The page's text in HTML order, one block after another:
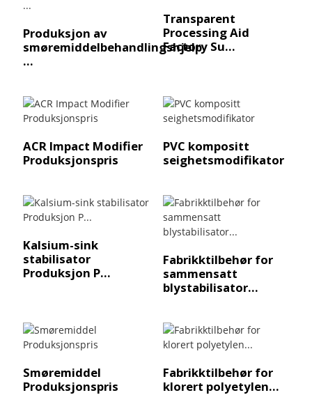
Produksjon av
smøremiddelbehandlingshjelp
...
Transparent
Processing Aid
Factory Su...
ACR Impact Modifier
Produksjonspris
PVC kompositt
seighetsmodifikator
Kalsium-sink
stabilisator
Produksjon P...
Fabrikktilbehør for
sammensatt
blystabilisator...
Smøremiddel
Produksjonspris
Fabrikktilbehør for
klorert polyetylen...